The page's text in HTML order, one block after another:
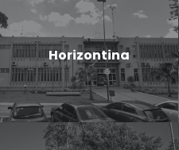
Horizontina